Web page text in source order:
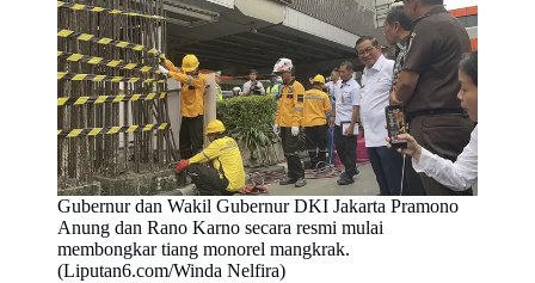
Gubernur dan Wakil Gubernur DKI Jakarta Pramono
Anung dan Rano Karno secara resmi mulai
membongkar tiang monorel mangkrak.
(Liputan6.com/Winda Nelfira)